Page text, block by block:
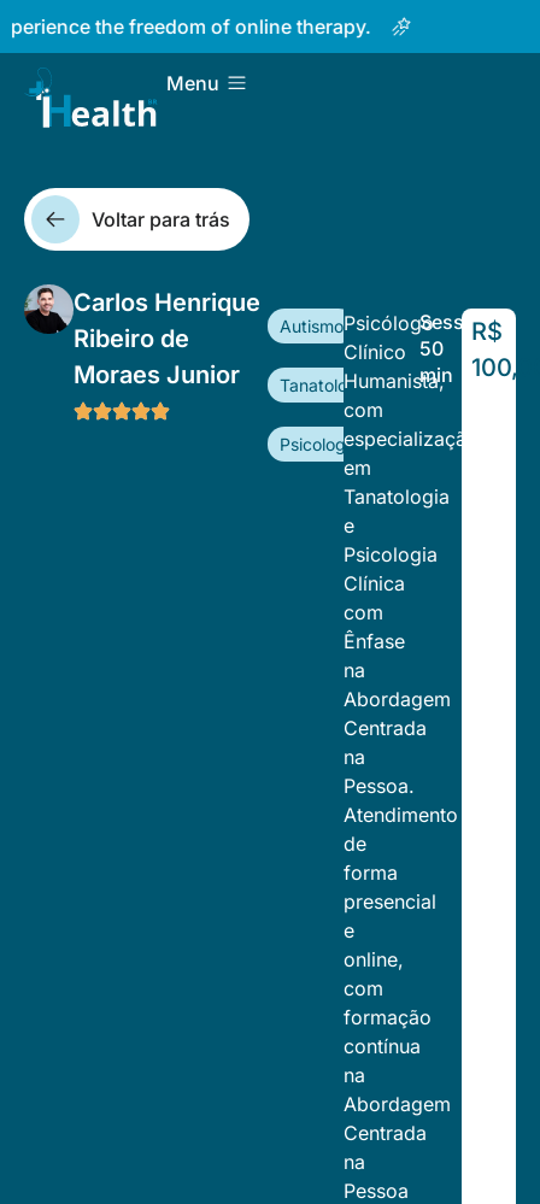
Taking care of your mind
Menu
Voltar para trás
Carlos Henrique
Ribeiro de
Moraes Junior
Autismo
Tanatologia
Psicologia Clínica
Psicólogo
Clínico
Humanista,
com
especialização
em
Tanatologia
e
Psicologia
Clínica
com
Ênfase
na
Abordagem
Centrada
na
Pessoa.
Atendimento
de
forma
presencial
e
online,
com
formação
contínua
na
Abordagem
Centrada
na
Pessoa
Sessão
50
min
R$